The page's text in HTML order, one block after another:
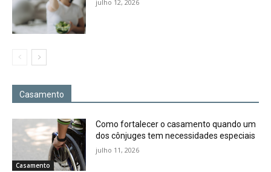
julho 12, 2026
Casamento
Casamento
Como fortalecer o casamento quando um
dos cônjuges tem necessidades especiais
julho 11, 2026